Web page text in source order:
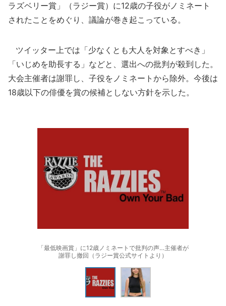
ラズベリー賞」（ラジー賞）に12歳の子役がノミネート
されたことをめぐり、議論が巻き起こっている。
ツイッター上では「少なくとも大人を対象とすべき」
「いじめを助長する」などと、選出への批判が殺到した。
大会主催者は謝罪し、子役をノミネートから除外。今後は
18歳以下の俳優を賞の候補としない方針を示した。
「最低映画賞」に12歳ノミネートで批判の声…主催者が
謝罪し撤回（ラジー賞公式サイトより）